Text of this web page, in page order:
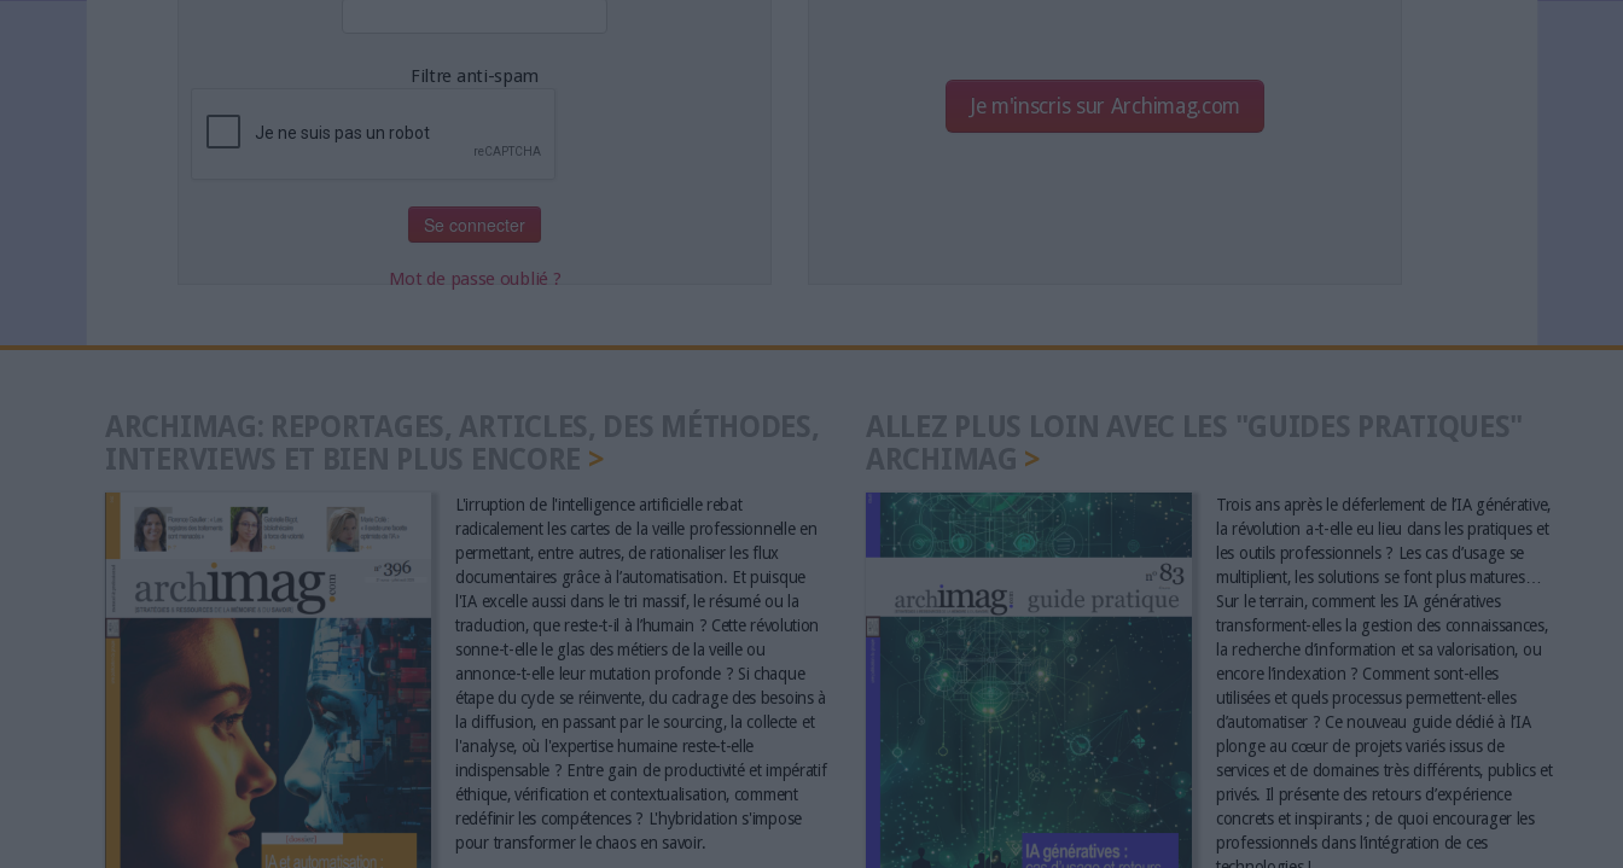
NOS OFFRES D'ABONNEMENTS
Filtre anti-spam
Mot de passe oublié ?
Je m'inscris sur Archimag.com
L'irruption de l'intelligence artificielle rebat
radicalement les cartes de la veille professionnelle en
permettant, entre autres, de rationaliser les flux
documentaires grâce à l’automatisation. Et puisque
l'IA excelle aussi dans le tri massif, le résumé ou la
traduction, que reste-t-il à l’humain ? Cette révolution
sonne-t-elle le glas des métiers de la veille ou
annonce-t-elle leur mutation profonde ? Si chaque
étape du cycle se réinvente, du cadrage des besoins à
la diffusion, en passant par le sourcing, la collecte et
l'analyse, où l'expertise humaine reste-t-elle
indispensable ? Entre gain de productivité et impératif
éthique, vérification et contextualisation, comment
redéfinir les compétences ? L'hybridation s'impose
pour transformer le chaos en savoir.
Trois ans après le déferlement de l’IA générative,
la révolution a-t-elle eu lieu dans les pratiques et
les outils professionnels ? Les cas d’usage se
multiplient, les solutions se font plus matures…
Sur le terrain, comment les IA génératives
transforment-elles la gestion des connaissances,
la recherche d’information et sa valorisation, ou
encore l’indexation ? Comment sont-elles
utilisées et quels processus permettent-elles
d’automatiser ? Ce nouveau guide dédié à l’IA
plonge au cœur de projets variés issus de
services et de domaines très différents, publics et
privés. Il présente des retours d’expérience
concrets et inspirants ; de quoi encourager les
professionnels dans l’intégration de ces